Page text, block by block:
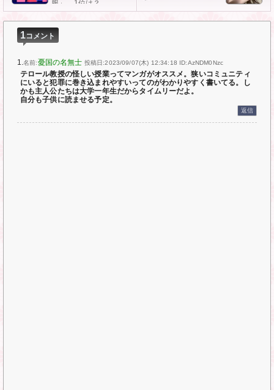
服」、1位は？
1コメント
1.名前:憂国の名無士 投稿日:2023/09/07(木) 12:34:18 ID:AzNDM0Nzc
テロール教授の怪しい授業ってマンガがオススメ。狭いコミュニティ
にいると犯罪に巻き込まれやすいってのがわかりやすく書いてる。し
かも主人公たちは大学一年生だからタイムリーだよ。
自分も子供に読ませる予定。
返信